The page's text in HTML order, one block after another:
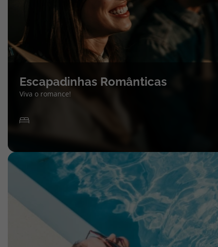
Escapadinhas Românticas
Viva o romance!